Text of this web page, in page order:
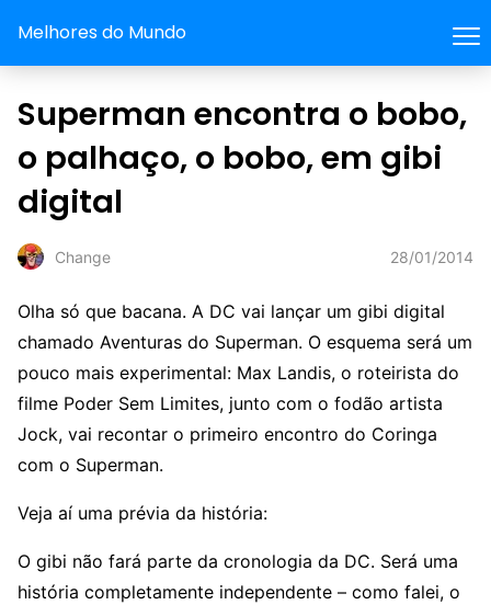
Melhores do Mundo
Superman encontra o bobo,
o palhaço, o bobo, em gibi
digital
Change 28/01/2014
Olha só que bacana. A DC vai lançar um gibi digital
chamado Aventuras do Superman. O esquema será um
pouco mais experimental: Max Landis, o roteirista do
filme Poder Sem Limites, junto com o fodão artista
Jock, vai recontar o primeiro encontro do Coringa
com o Superman.
Veja aí uma prévia da história:
O gibi não fará parte da cronologia da DC. Será uma
história completamente independente – como falei, o